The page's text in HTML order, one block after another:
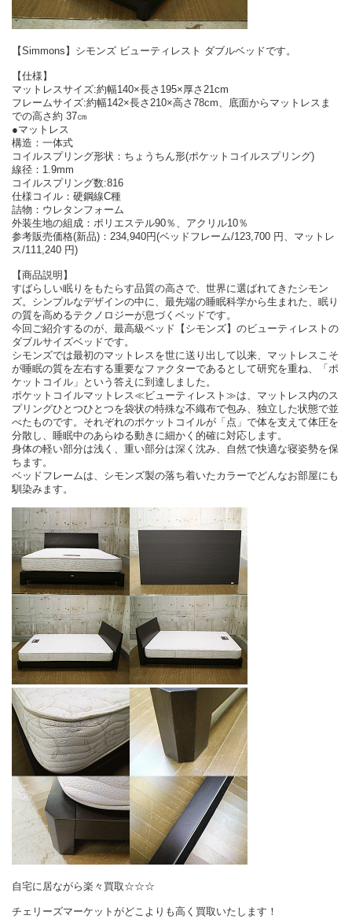
【Simmons】シモンズ ビューティレスト ダブルベッドです。
【仕様】
マットレスサイズ:約幅140×長さ195×厚さ21cm
フレームサイズ:約幅142×長さ210×高さ78cm、底面からマットレスま
での高さ約 37㎝
●マットレス
構造：一体式
コイルスプリング形状：ちょうちん形(ポケットコイルスプリング)
線径：1.9mm
コイルスプリング数:816
仕様コイル：硬鋼線C種
詰物：ウレタンフォーム
外装生地の組成：ポリエステル90％、アクリル10％
参考販売価格(新品)：234,940円(ベッドフレーム/123,700 円、マットレ
ス/111,240 円)
【商品説明】
すばらしい眠りをもたらす品質の高さで、世界に選ばれてきたシモン
ズ。シンプルなデザインの中に、最先端の睡眠科学から生まれた、眠り
の質を高めるテクノロジーが息づくベッドです。
今回ご紹介するのが、最高級ベッド【シモンズ】のビューティレストの
ダブルサイズベッドです。
シモンズでは最初のマットレスを世に送り出して以来、マットレスこそ
が睡眠の質を左右する重要なファクターであるとして研究を重ね、「ポ
ケットコイル」という答えに到達しました。
ポケットコイルマットレス≪ビューティレスト≫は、マットレス内のス
プリングひとつひとつを袋状の特殊な不織布で包み、独立した状態で並
べたものです。それぞれのポケットコイルが「点」で体を支えて体圧を
分散し、睡眠中のあらゆる動きに細かく的確に対応します。
身体の軽い部分は浅く、重い部分は深く沈み、自然で快適な寝姿勢を保
ちます。
ベッドフレームは、シモンズ製の落ち着いたカラーでどんなお部屋にも
馴染みます。
自宅に居ながら楽々買取☆☆☆
チェリーズマーケットがどこよりも高く買取いたします！